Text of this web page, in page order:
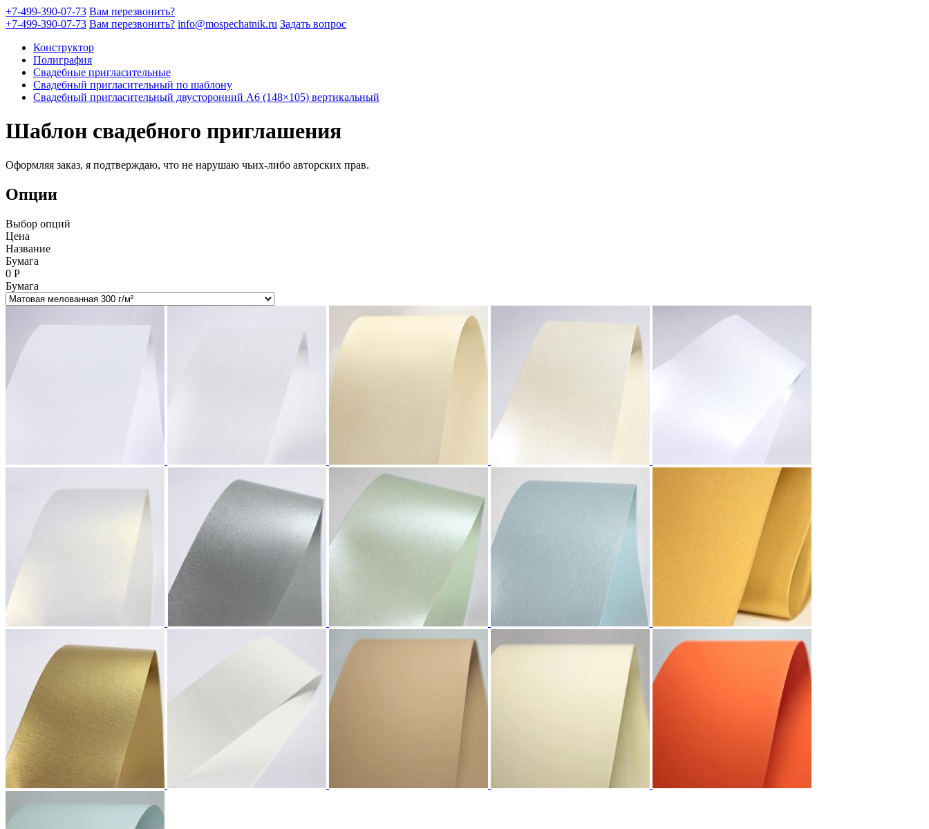
+7-499-390-07-73 Вам перезвонить?
+7-499-390-07-73 Вам перезвонить? info@mospechatnik.ru Задать вопрос
Конструктор
Полиграфия
Свадебные пригласительные
Свадебный пригласительный по шаблону
Свадебный пригласительный двусторонний A6 (148×105) вертикальный
Шаблон свадебного приглашения
Оформляя заказ, я подтверждаю, что не нарушаю чьих-либо авторских прав.
Опции
Выбор опций
Цена
Название
Бумага
0 Р
Бумага